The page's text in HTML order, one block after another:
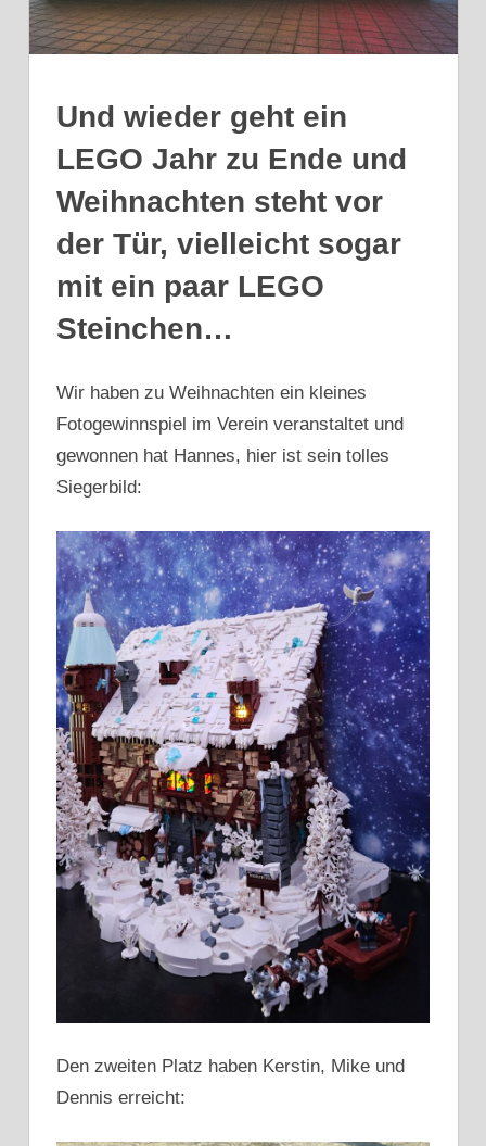
Und wieder geht ein
LEGO Jahr zu Ende und
Weihnachten steht vor
der Tür, vielleicht sogar
mit ein paar LEGO
Steinchen…
Wir haben zu Weihnachten ein kleines
Fotogewinnspiel im Verein veranstaltet und
gewonnen hat Hannes, hier ist sein tolles
Siegerbild:
Den zweiten Platz haben Kerstin, Mike und
Dennis erreicht: